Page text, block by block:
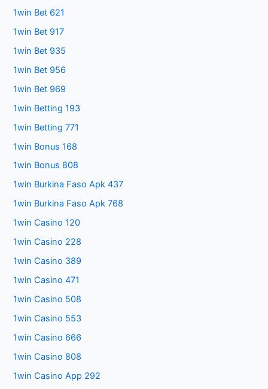
1win Bet 621
1win Bet 917
1win Bet 935
1win Bet 956
1win Bet 969
1win Betting 193
1win Betting 771
1win Bonus 168
1win Bonus 808
1win Burkina Faso Apk 437
1win Burkina Faso Apk 768
1win Casino 120
1win Casino 228
1win Casino 389
1win Casino 471
1win Casino 508
1win Casino 553
1win Casino 666
1win Casino 808
1win Casino App 292